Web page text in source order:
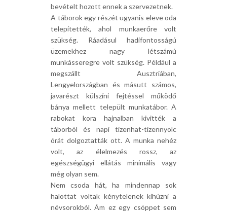
bevételt hozott ennek a szervezetnek.
A táborok egy részét ugyanis eleve oda
telepítették, ahol munkaerőre volt
szükség. Ráadásul hadifontosságú
üzemekhez nagy létszámú
munkásseregre volt szükség. Például a
megszállt Ausztriában,
Lengyelországban és másutt számos,
javarészt külszíni fejtéssel működő
bánya mellett települt munkatábor. A
rabokat kora hajnalban kivitték a
táborból és napi tizenhat-tizennyolc
órát dolgoztatták ott. A munka nehéz
volt, az élelmezés rossz, az
egészségügyi ellátás minimális vagy
még olyan sem.
Nem csoda hát, ha mindennap sok
halottat voltak kénytelenek kihúzni a
névsorokból. Ám ez egy csöppet sem